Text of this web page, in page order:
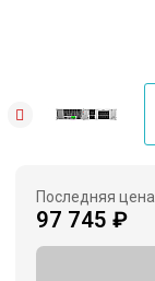
Последняя цена
97 745 ₽